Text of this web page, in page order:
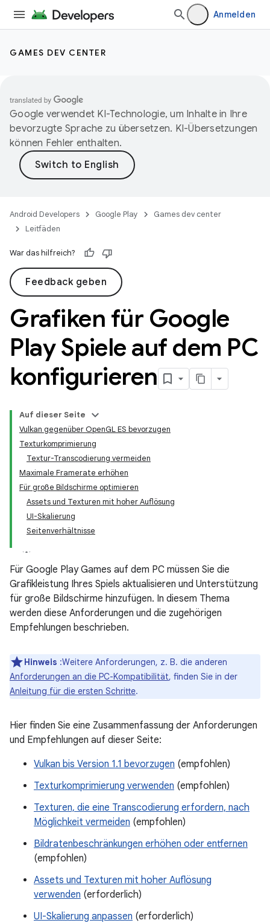
Anmelden
GAMES DEV CENTER
Google verwendet KI-Technologie, um Inhalte in Ihre
bevorzugte Sprache zu übersetzen. KI-Übersetzungen
können Fehler enthalten.
Android Developers Google Play
Games dev center
Leitfäden
War das hilfreich?
Feedback geben
Grafiken für Google
Play Spiele auf dem PC
konfigurieren
Auf dieser Seite
Vulkan gegenüber OpenGL ES bevorzugen
Texturkomprimierung
Textur-Transcodierung vermeiden
Maximale Framerate erhöhen
Für große Bildschirme optimieren
Assets und Texturen mit hoher Auflösung
UI-Skalierung
Seitenverhältnisse
Für Google Play Games auf dem PC müssen Sie die
Grafikleistung Ihres Spiels aktualisieren und Unterstützung
für große Bildschirme hinzufügen. In diesem Thema
werden diese Anforderungen und die zugehörigen
Empfehlungen beschrieben.
Hinweis :Weitere Anforderungen, z. B. die anderen
Anforderungen an die PC-Kompatibilität, finden Sie in der
Anleitung für die ersten Schritte.
Hier finden Sie eine Zusammenfassung der Anforderungen
und Empfehlungen auf dieser Seite:
Vulkan bis Version 1.1 bevorzugen (empfohlen)
Texturkomprimierung verwenden (empfohlen)
Texturen, die eine Transcodierung erfordern, nach
Möglichkeit vermeiden (empfohlen)
Bildratenbeschränkungen erhöhen oder entfernen
(empfohlen)
Assets und Texturen mit hoher Auflösung
verwenden (erforderlich)
UI-Skalierung anpassen (erforderlich)